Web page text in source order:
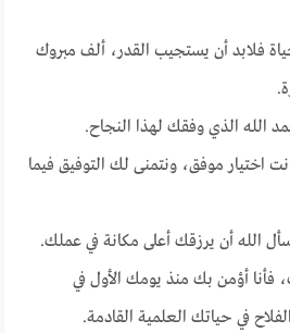
فلابد أن يستجيب القدر، ألف مبروك
الله الذي وفقك لهذا النجاح.
اختيار موفق، ونتمنى لك التوفيق فيما
الله أن يرزقك أعلى مكانة في عملك.
أؤمن بك منذ يومك الأول في
في حياتك العلمية القادمة.